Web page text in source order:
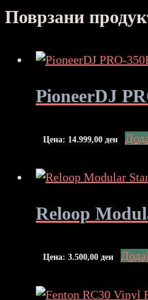
Поврзани
PioneerDJ
Цена: 14.999,00 ден
Reloop
Цена: 3.500,00 ден